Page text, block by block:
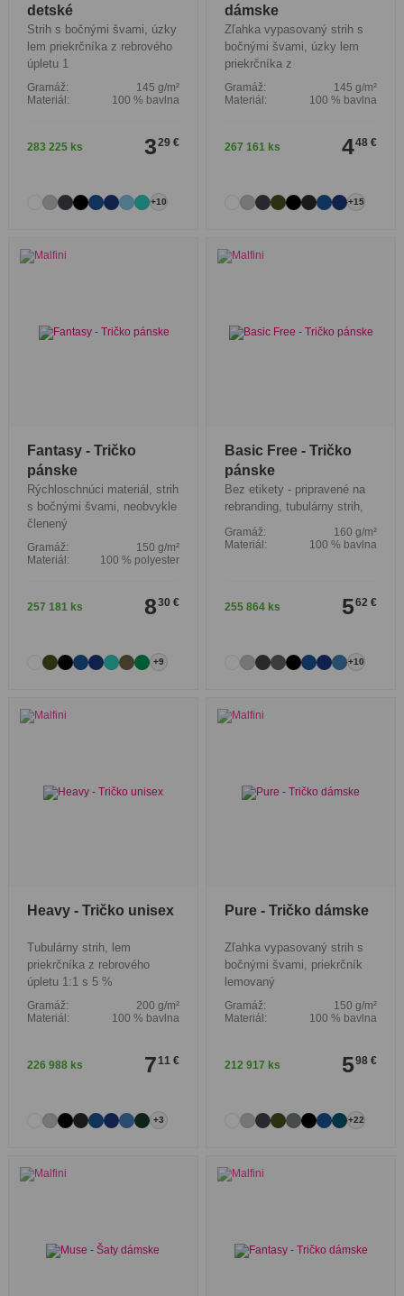
detské
Strih s bočnými švami, úzky
lem priekrčníka z rebrového
úpletu 1
Gramáž:
145 g/m²
Materiál:
100 % bavlna
283 225 ks 3 29 €
+10
dámske
Zľahka vypasovaný strih s
bočnými švami, úzky lem
priekrčníka z
Gramáž:
145 g/m²
Materiál:
100 % bavlna
267 161 ks 4 48 €
+15
Fantasy - Tričko
pánske
Rýchloschnúci materiál, strih
s bočnými švami, neobvykle
členený
Gramáž:
150 g/m²
Materiál:
100 % polyester
257 181 ks 8 30 €
+9
Basic Free - Tričko
pánske
Bez etikety - pripravené na
rebranding, tubulárny strih,
Gramáž:
160 g/m²
Materiál:
100 % bavlna
255 864 ks 5 62 €
+10
Heavy - Tričko unisex
Tubulárny strih, lem
priekrčníka z rebrového
úpletu 1:1 s 5 %
Gramáž:
200 g/m²
Materiál:
100 % bavlna
226 988 ks 7 11 €
+3
Pure - Tričko dámske
Zľahka vypasovaný strih s
bočnými švami, priekrčník
lemovaný
Gramáž:
150 g/m²
Materiál:
100 % bavlna
212 917 ks 5 98 €
+22